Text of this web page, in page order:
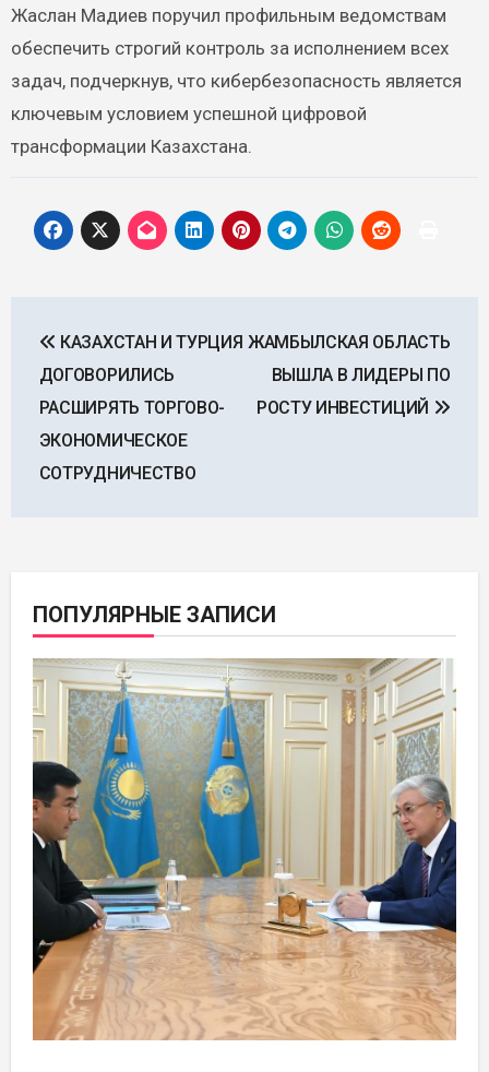
Жаслан Мадиев поручил профильным ведомствам
обеспечить строгий контроль за исполнением всех
задач, подчеркнув, что кибербезопасность является
ключевым условием успешной цифровой
трансформации Казахстана.
по
записям
КАЗАХСТАН И ТУРЦИЯ
ДОГОВОРИЛИСЬ
РАСШИРЯТЬ ТОРГОВО-
ЭКОНОМИЧЕСКОЕ
СОТРУДНИЧЕСТВО
ЖАМБЫЛСКАЯ ОБЛАСТЬ
ВЫШЛА В ЛИДЕРЫ ПО
РОСТУ ИНВЕСТИЦИЙ
ПОПУЛЯРНЫЕ ЗАПИСИ